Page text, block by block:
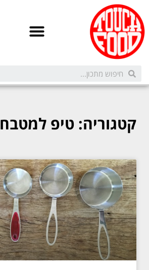
קטגוריה: טיפ למטבח